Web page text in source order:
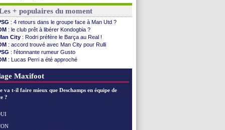
OM: le jour où tout a basculé pour Benatia
Heracles: Reine-Adélaïde, le sort s'acharne...
Monaco: Mawissa a gravement blessé Uche
OM : accord avec la Real Sociedad pour Aguerd
Barça : Araujo va partir en prêt à Liverpool
OM : Côme pousse pour Gouiri
Man Utd: le groupe pour défier le PSG
: Caen premier leader
: Højbjerg, son agent maintient le suspense
: le transfert d'Asllani tombe à l'eau
: Benatia envoie une pique à Longoria
+ populaires du moment
: 4 retours dans le groupe face à Man Utd ?
: le club prêt à libérer Kondogbia ?
City : Rodri préfère le Barça au Real !
: accord trouvé avec Man City pour Rulli
: l'étonnante rumeur Gusto
: Lucas Perri a été approché
: Owori battu à mort à Kampala
Maxifoot
va t-il faire mieux que Deschamps en équipe de
?